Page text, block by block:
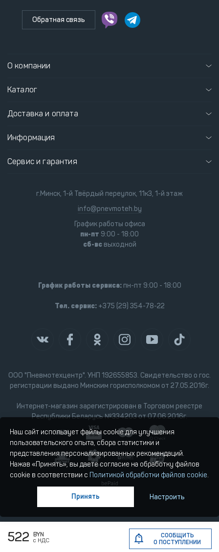
522
BYN
с НДС
СООБЩИТЬ
О ПОСТУПЛЕНИИ
Обратная связь
О компании
Каталог
Доставка и оплата
Информация
Сервис и гарантия
ООО "Пневмотехцентр". УНП 192655853. Свидетельство о гос.
регистрации выдано Минским горисполкомом от 27.05.2016г.
Интернет-магазин зарегистрирован в Торговом реестре
Республики Беларусь №334203 от 07.06.2016г.
г.Минск, 1-й Твёрдый переулок, 11к3, 1-й этаж
info@pnevmoteh.by
График работы офиса
пн-пт 9:00 - 18:00
сб-всвыходной
График работы сервиса:пн-пт 9:00 - 18:00
Тел. сервис:+375 (29) 354-78-22
Наш сайт использует файлы cookie для улучшения
пользовательского опыта, сбора статистики и
представления персонализированных рекомендаций.
Нажав «Принять», вы даете согласие на обработку файлов
cookie в соответствии с Политикой обработки файлов cookie.
Настроить
Принять